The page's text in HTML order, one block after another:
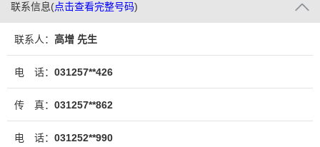
联系信息(点击查看完整号码)
联系人： 高增 先生
电 话： 031257**426
传 真： 031257**862
电 话： 031252**990